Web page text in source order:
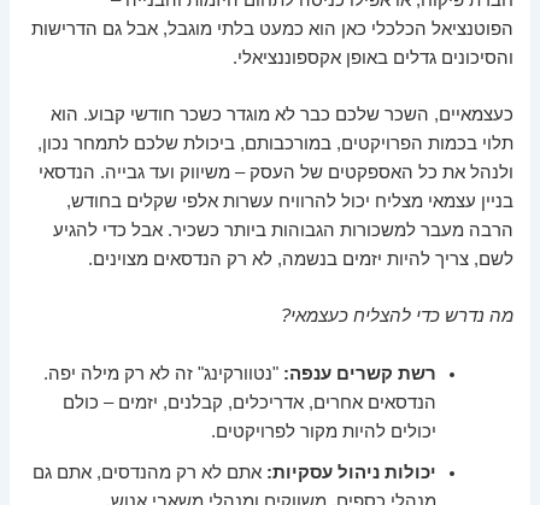
הפוטנציאל הכלכלי כאן הוא כמעט בלתי מוגבל, אבל גם הדרישות
והסיכונים גדלים באופן אקספוננציאלי.
כעצמאיים, השכר שלכם כבר לא מוגדר כשכר חודשי קבוע. הוא
תלוי בכמות הפרויקטים, במורכבותם, ביכולת שלכם לתמחר נכון,
ולנהל את כל האספקטים של העסק – משיווק ועד גבייה. הנדסאי
בניין עצמאי מצליח יכול להרוויח עשרות אלפי שקלים בחודש,
הרבה מעבר למשכורות הגבוהות ביותר כשכיר. אבל כדי להגיע
לשם, צריך להיות יזמים בנשמה, לא רק הנדסאים מצוינים.
מה נדרש כדי להצליח כעצמאי?
רשת קשרים ענפה: "נטוורקינג" זה לא רק מילה יפה.
הנדסאים אחרים, אדריכלים, קבלנים, יזמים – כולם
יכולים להיות מקור לפרויקטים.
יכולות ניהול עסקיות: אתם לא רק מהנדסים, אתם גם